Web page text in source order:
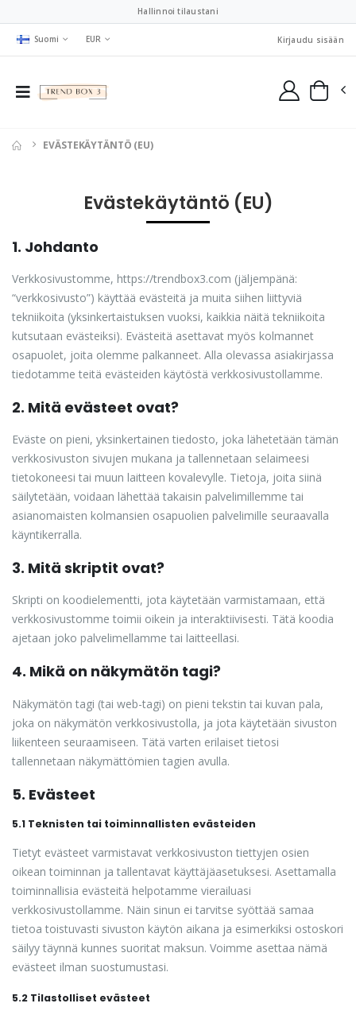
Hallinnoi tilaustani
Suomi EUR Kirjaudu sisään
EVÄSTEKÄYTÄNTÖ (EU)
Evästekäytäntö (EU)
1. Johdanto
Verkkosivustomme, https://trendbox3.com (jäljempänä:
“verkkosivusto”) käyttää evästeitä ja muita siihen liittyviä
tekniikoita (yksinkertaistuksen vuoksi, kaikkia näitä tekniikoita
kutsutaan evästeiksi). Evästeitä asettavat myös kolmannet
osapuolet, joita olemme palkanneet. Alla olevassa asiakirjassa
tiedotamme teitä evästeiden käytöstä verkkosivustollamme.
2. Mitä evästeet ovat?
Eväste on pieni, yksinkertainen tiedosto, joka lähetetään tämän
verkkosivuston sivujen mukana ja tallennetaan selaimeesi
tietokoneesi tai muun laitteen kovalevylle. Tietoja, joita siinä
säilytetään, voidaan lähettää takaisin palvelimillemme tai
asianomaisten kolmansien osapuolien palvelimille seuraavalla
käyntikerralla.
3. Mitä skriptit ovat?
Skripti on koodielementti, jota käytetään varmistamaan, että
verkkosivustomme toimii oikein ja interaktiivisesti. Tätä koodia
ajetaan joko palvelimellamme tai laitteellasi.
4. Mikä on näkymätön tagi?
Näkymätön tagi (tai web-tagi) on pieni tekstin tai kuvan pala,
joka on näkymätön verkkosivustolla, ja jota käytetään sivuston
liikenteen seuraamiseen. Tätä varten erilaiset tietosi
tallennetaan näkymättömien tagien avulla.
5. Evästeet
5.1 Teknisten tai toiminnallisten evästeiden
Tietyt evästeet varmistavat verkkosivuston tiettyjen osien
oikean toiminnan ja tallentavat käyttäjäasetuksesi. Asettamalla
toiminnallisia evästeitä helpotamme vierailuasi
verkkosivustollamme. Näin sinun ei tarvitse syöttää samaa
tietoa toistuvasti sivuston käytön aikana ja esimerkiksi ostoskori
säilyy täynnä kunnes suoritat maksun. Voimme asettaa nämä
evästeet ilman suostumustasi.
5.2 Tilastolliset evästeet